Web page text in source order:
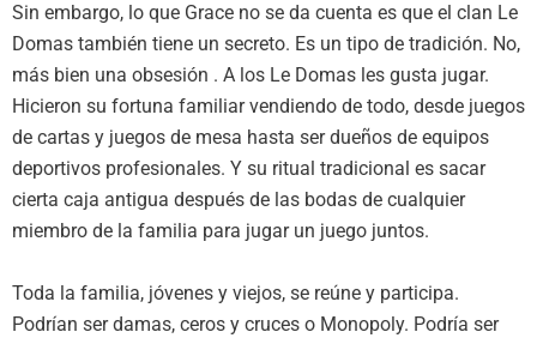
Sin embargo, lo que Grace no se da cuenta es que el clan Le
Domas también tiene un secreto. Es un tipo de tradición. No,
más bien una obsesión . A los Le Domas les gusta jugar.
Hicieron su fortuna familiar vendiendo de todo, desde juegos
de cartas y juegos de mesa hasta ser dueños de equipos
deportivos profesionales. Y su ritual tradicional es sacar
cierta caja antigua después de las bodas de cualquier
miembro de la familia para jugar un juego juntos.
Toda la familia, jóvenes y viejos, se reúne y participa.
Podrían ser damas, ceros y cruces o Monopoly. Podría ser